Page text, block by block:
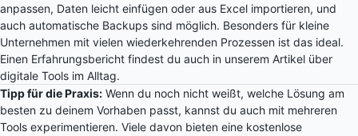
anpassen, Daten leicht einfügen oder aus Excel importieren, und
auch automatische Backups sind möglich. Besonders für kleine
Unternehmen mit vielen wiederkehrenden Prozessen ist das ideal.
Einen Erfahrungsbericht findest du auch in unserem Artikel über
digitale Tools im Alltag.
Tipp für die Praxis: Wenn du noch nicht weißt, welche Lösung am
besten zu deinem Vorhaben passt, kannst du auch mit mehreren
Tools experimentieren. Viele davon bieten eine kostenlose